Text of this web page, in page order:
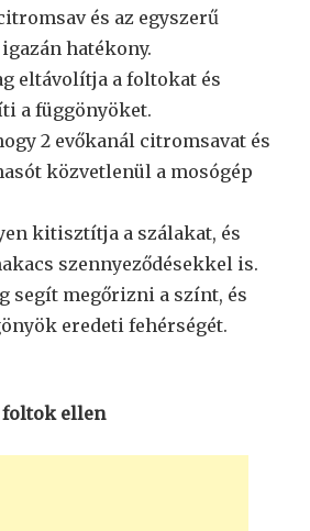
és az egyszerű
hatékony.
eltávolítja a foltokat és
a függönyöket.
2 evőkanál citromsavat és
közvetlenül a mosógép
kitisztítja a szálakat, és
szennyeződésekkel is.
segít megőrizni a színt, és
eredeti fehérségét.
foltok ellen